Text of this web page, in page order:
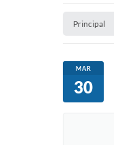
Principal
MAR
30